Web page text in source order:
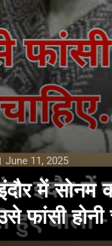
June 11, 2025
में सोनम
फांसी होनी